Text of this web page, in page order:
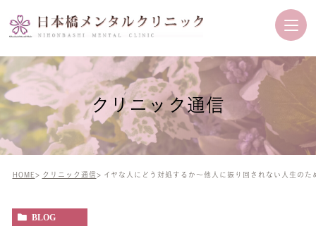
クリニック通信
HOME クリニック通信 イヤな人にどう対処するか～他人に振り回されない人生のた
BLOG